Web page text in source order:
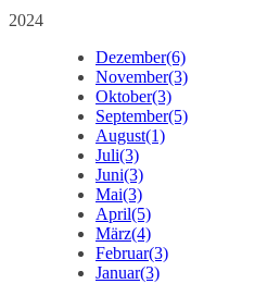
2024
Dezember(6)
November(3)
Oktober(3)
September(5)
August(1)
Juli(3)
Juni(3)
Mai(3)
April(5)
März(4)
Februar(3)
Januar(3)